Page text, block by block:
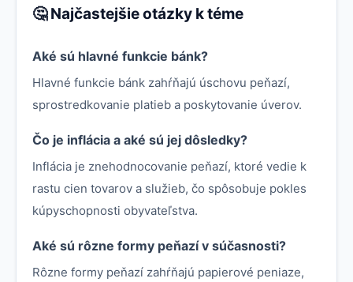
🤔 Najčastejšie otázky k téme
Aké sú hlavné funkcie bánk?
Hlavné funkcie bánk zahŕňajú úschovu peňazí,
sprostredkovanie platieb a poskytovanie úverov.
Čo je inflácia a aké sú jej dôsledky?
Inflácia je znehodnocovanie peňazí, ktoré vedie k
rastu cien tovarov a služieb, čo spôsobuje pokles
kúpyschopnosti obyvateľstva.
Aké sú rôzne formy peňazí v súčasnosti?
Rôzne formy peňazí zahŕňajú papierové peniaze,